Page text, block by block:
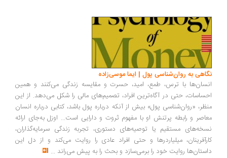
به روان‌شناسی پول | ایما موسی‌زاده
با ترس، طمع، امید، حسرت و مقایسه زندگی می‌کنند و همین
حتی در آگاه‌ترین افراد، تصمیم‌های مالی را شکل می‌دهد. از این
«روان‌شناسی پول» بیش از آنکه درباره پول باشد، کتابی درباره انسان
و رابطه پرتنش او با مفهوم ثروت و دارایی است... اوزل به‌جای ارائه
مستقیم یا توصیه‌های دستوری، تجربه زندگی سرمایه‌گذاران،
میلیاردرها و حتی افراد عادی را روایت می‌کند و از دل این
روایت خود را برمی‌سازد و بحث را به پیش می‌راند ...